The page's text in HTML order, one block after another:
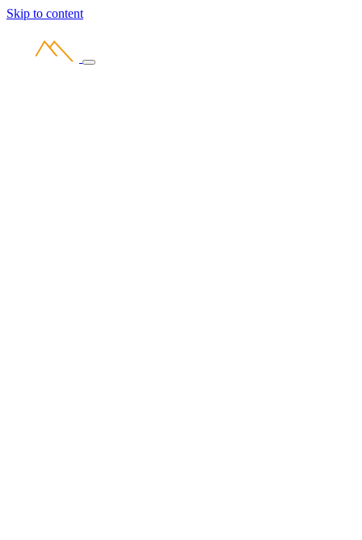
Skip to content